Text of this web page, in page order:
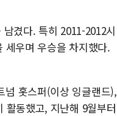
겼다. 특히 2011-2012시
세우며 우승을 차지했다.
넘 홋스퍼(이상 잉글랜드),
활동했고, 지난해 9월부터